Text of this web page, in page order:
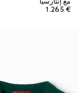
€ 1.265